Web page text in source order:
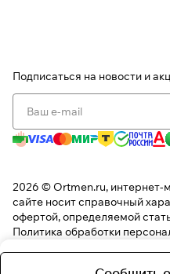
Подписаться на новости и
2026 © Ortmen.ru, интернет-
сайте носит справочный
офертой, определяемой
Политика обработки